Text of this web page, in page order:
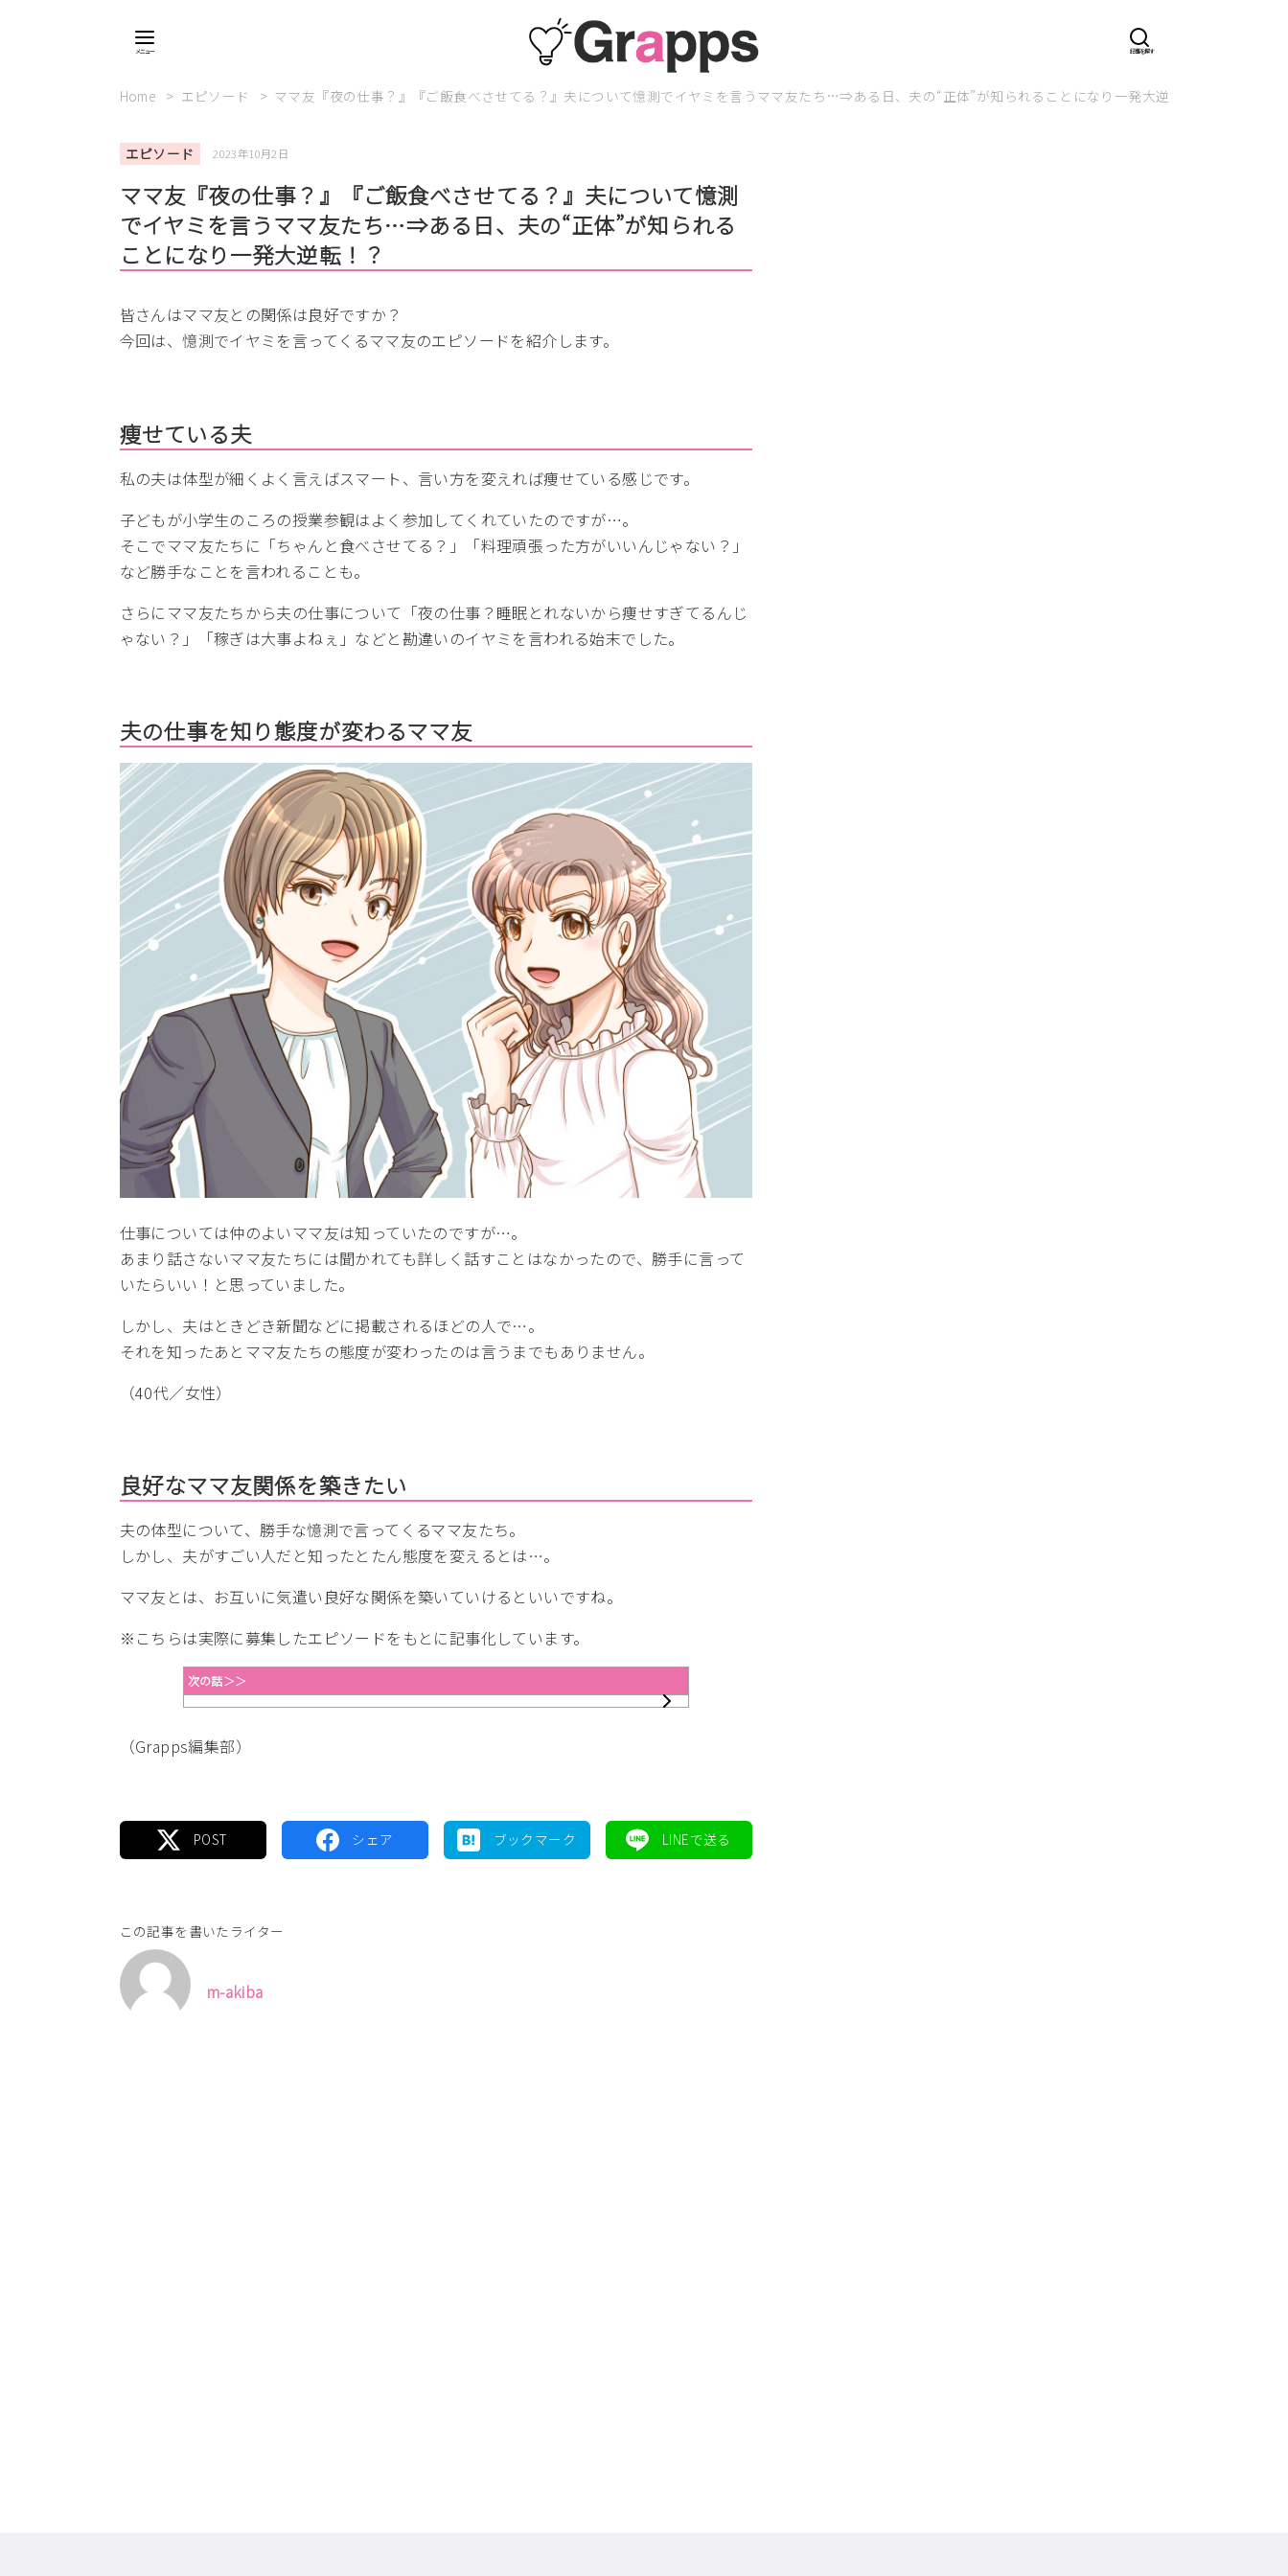
Home エピソード ママ友『夜の仕事？』『ご飯食べさせてる？』夫について憶測でイヤミを言うママ友たち…⇒ある日、夫の“正体”が知られることになり一発大逆転！？
エピソード 2023年10月2日
ママ友『夜の仕事？』『ご飯食べさせてる？』夫について憶測
でイヤミを言うママ友たち…⇒ある日、夫の“正体”が知られる
ことになり一発大逆転！？
皆さんはママ友との関係は良好ですか？
今回は、憶測でイヤミを言ってくるママ友のエピソードを紹介します。
痩せている夫
私の夫は体型が細くよく言えばスマート、言い方を変えれば痩せている感じです。
子どもが小学生のころの授業参観はよく参加してくれていたのですが…。
そこでママ友たちに「ちゃんと食べさせてる？」「料理頑張った方がいいんじゃない？」
など勝手なことを言われることも。
さらにママ友たちから夫の仕事について「夜の仕事？睡眠とれないから痩せすぎてるんじ
ゃない？」「稼ぎは大事よねぇ」などと勘違いのイヤミを言われる始末でした。
夫の仕事を知り態度が変わるママ友
仕事については仲のよいママ友は知っていたのですが…。
あまり話さないママ友たちには聞かれても詳しく話すことはなかったので、勝手に言って
いたらいい！と思っていました。
しかし、夫はときどき新聞などに掲載されるほどの人で…。
それを知ったあとママ友たちの態度が変わったのは言うまでもありません。
（40代／女性）
良好なママ友関係を築きたい
夫の体型について、勝手な憶測で言ってくるママ友たち。
しかし、夫がすごい人だと知ったとたん態度を変えるとは…。
ママ友とは、お互いに気遣い良好な関係を築いていけるといいですね。
※こちらは実際に募集したエピソードをもとに記事化しています。
次の話＞＞
（Grapps編集部）
この記事を書いたライター
m-akiba